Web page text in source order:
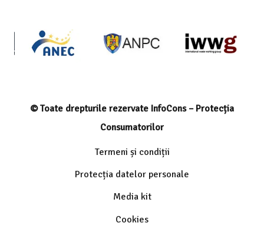
© Toate drepturile rezervate InfoCons – Protecția
Consumatorilor
Termeni și condiții
Protecția datelor personale
Media kit
Cookies